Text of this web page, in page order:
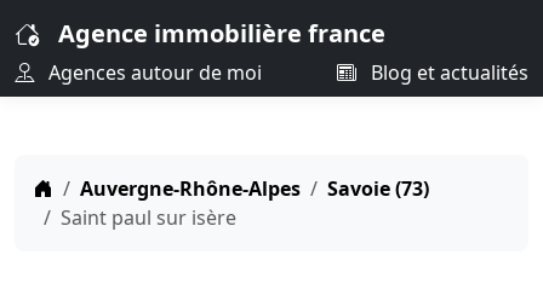
Agence immobilière france
Agences autour de moi Blog et actualités
Auvergne-Rhône-Alpes
Savoie (73)
Saint paul sur isère